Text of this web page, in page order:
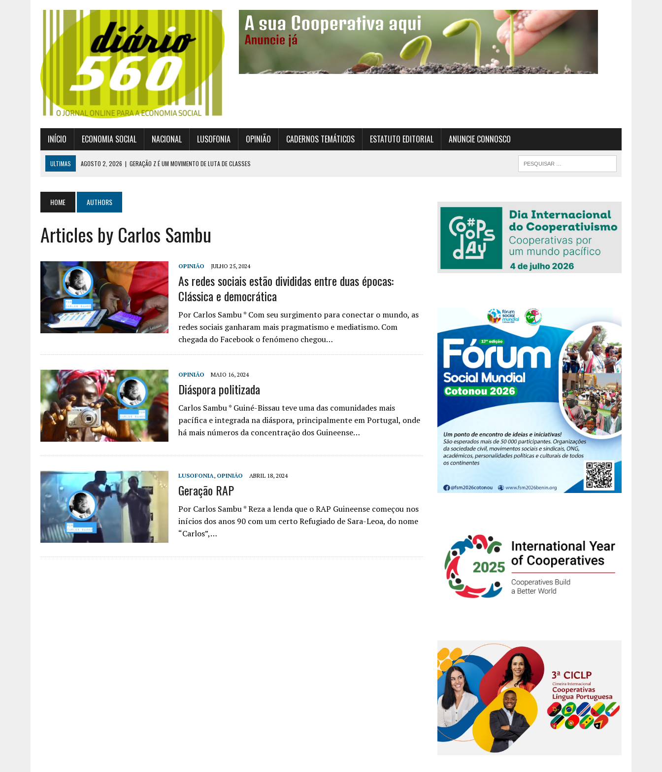
INÍCIO ECONOMIA SOCIAL NACIONAL LUSOFONIA OPINIÃO CADERNOS TEMÁTICOS ESTATUTO EDITORIAL ANUNCIE CONNOSCO
ULTIMAS AGOSTO 2, 2026 | GERAÇÃO Z É UM MOVIMENTO DE LUTA DE CLASSES
JULHO 26, 2026 | UM MARCO QUE REDEFINE O COOPERATIVISMO GLOBAL
AGOSTO 6, 2026
UM ENTRE MUITOS
HOME AUTHORS
Articles by Carlos Sambu
OPINIÃO JULHO 25, 2024
As redes sociais estão divididas entre duas épocas:
Clássica e democrática
Por Carlos Sambu * Com seu surgimento para conectar o mundo, as
redes sociais ganharam mais pragmatismo e mediatismo. Com
chegada do Facebook o fenómeno chegou…
OPINIÃO MAIO 16, 2024
Diáspora politizada
Carlos Sambu * Guiné-Bissau teve uma das comunidades mais
pacífica e integrada na diáspora, principalmente em Portugal, onde
há mais números da concentração dos Guineense…
LUSOFONIA, OPINIÃO ABRIL 18, 2024
Geração RAP
Por Carlos Sambu * Reza a lenda que o RAP Guineense começou nos
inícios dos anos 90 com um certo Refugiado de Sara-Leoa, do nome
“Carlos”,…